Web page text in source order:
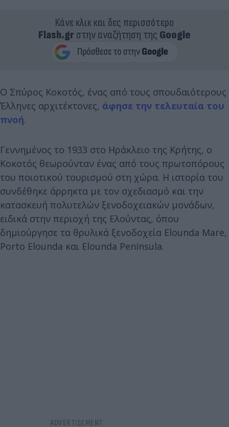
Κάνε κλικ και δες περισσότερο
Flash.grστην αναζήτηση της Google
Ο Σπύρος Κοκοτός, ένας από τους σπουδαιότερους
Έλληνες αρχιτέκτονες, άφησε την τελευταία του
πνοή.
Γεννημένος το 1933 στο Ηράκλειο της Κρήτης, ο
Κοκοτός θεωρούνταν ένας από τους πρωτοπόρους
του ποιοτικού τουρισμού στη χώρα. Η ιστορία του
συνδέθηκε άρρηκτα με τον σχεδιασμό και την
κατασκευή πολυτελών ξενοδοχειακών μονάδων,
ειδικά στην περιοχή της Ελούντας, όπου
δημιούργησε τα θρυλικά ξενοδοχεία Elounda Mare,
Porto Elounda και Elounda Peninsula.